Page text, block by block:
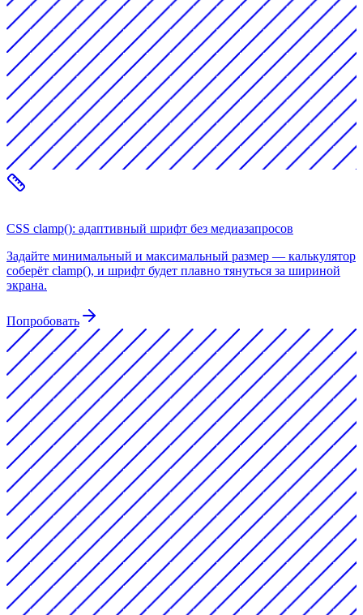
CSS clamp(): адаптивный шрифт без медиазапросов
Задайте минимальный и максимальный размер — калькулятор
соберёт clamp(), и шрифт будет плавно тянуться за шириной
экрана.
Попробовать